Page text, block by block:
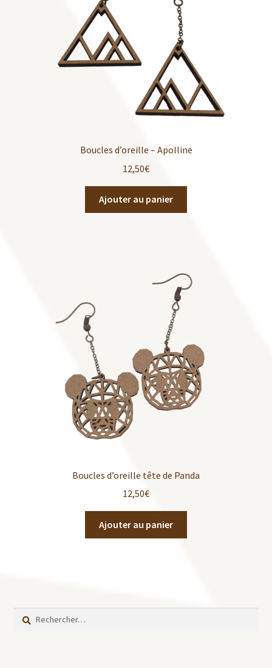
Boucles d’oreille – Apolline
12,50€
Ajouter au panier
Boucles d’oreille tête de Panda
12,50€
Ajouter au panier
Rechercher :